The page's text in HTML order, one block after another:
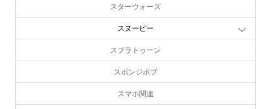
スターウォーズ
スヌーピー
スプラトゥーン
スポンジボブ
スマホ関連